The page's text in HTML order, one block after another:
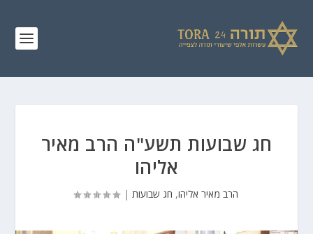
חג שבועות תשע"ה הרב מאיר
אליהו
הרב מאיר אליהו, חג שבועות |